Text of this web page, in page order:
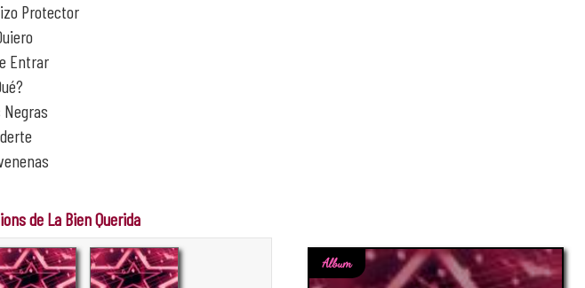
Protector
Entrar
Negras
de La Bien Querida
Album